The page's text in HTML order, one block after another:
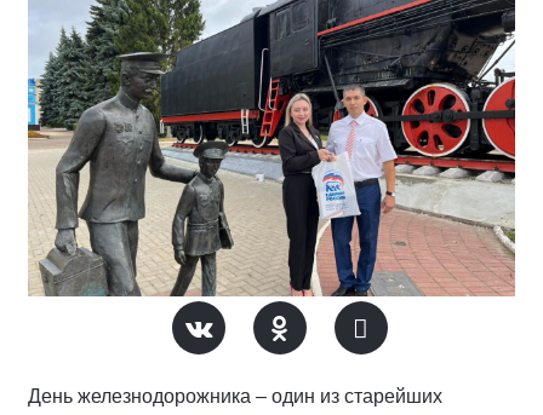
День железнодорожника – один из старейших